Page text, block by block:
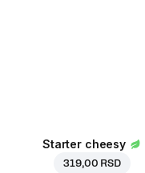
Starter cheesy
319,00 RSD